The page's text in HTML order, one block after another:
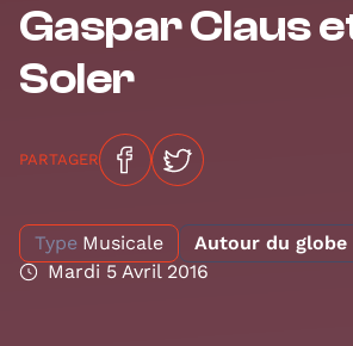
Gaspar Claus
Soler
PARTAGER
Type Musicale
Autour du globe
Mardi 5 Avril 2016